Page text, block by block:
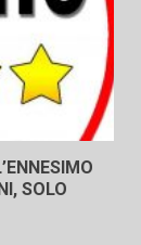
SOLO